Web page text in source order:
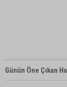
Günün Öne Çıkan